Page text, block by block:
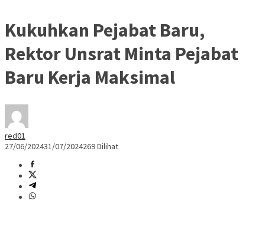
Kukuhkan Pejabat Baru,
Rektor Unsrat Minta Pejabat
Baru Kerja Maksimal
red01
27/06/202431/07/2024269 Dilihat